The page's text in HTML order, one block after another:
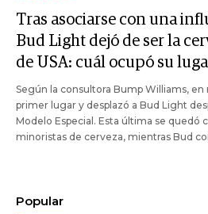
Tras asociarse con una
Bud Light dejó de ser la
de USA: cuál ocupó su
Según la consultora Bump Williams, en
primer lugar y desplazó a Bud Light
Modelo Especial. Esta última se quedó
minoristas de cerveza, mientras Bud
Popular